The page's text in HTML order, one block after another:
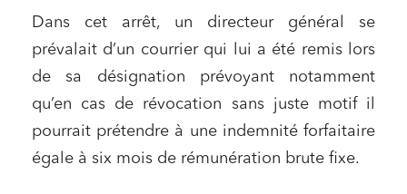
Dans cet arrêt, un directeur général se
prévalait d’un courrier qui lui a été remis lors
de sa désignation prévoyant notamment
qu’en cas de révocation sans juste motif il
pourrait prétendre à une indemnité forfaitaire
égale à six mois de rémunération brute fixe.